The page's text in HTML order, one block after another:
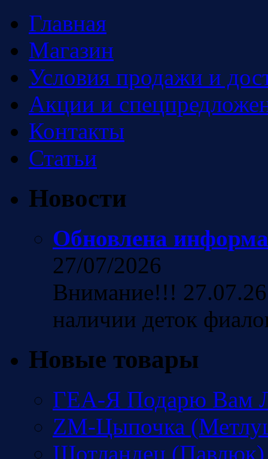
Главная
Магазин
Условия продажи и
Акции и
Контакты
Статьи
Новости
Обновлена
27/07/2026
Внимание!!!
наличии деток
Новые товары
ГЕА-Я Подарю Вам
ZM-Цыпочка
Шотландец (Павлюк)